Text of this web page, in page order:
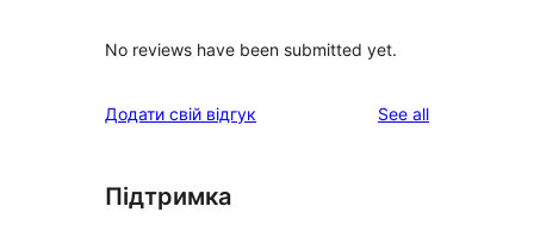
No reviews have been submitted yet.
Додати свій відгук See allreviews
Підтримка